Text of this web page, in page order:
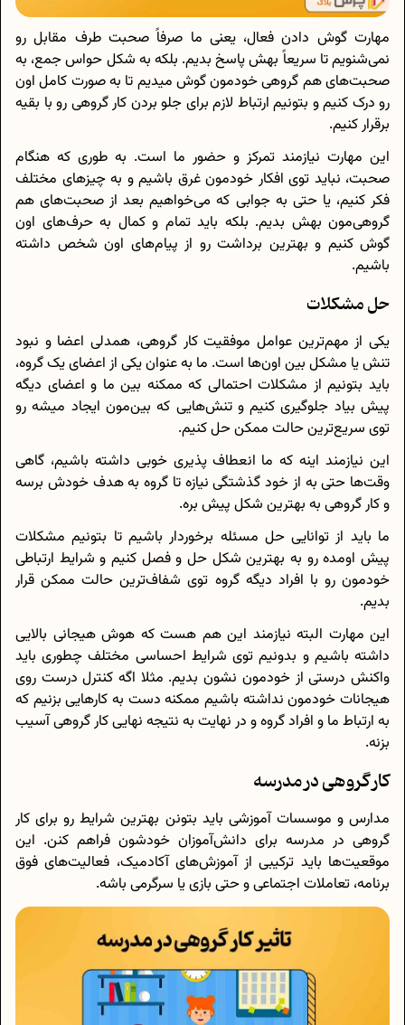
مهارت گوش دادن فعال، یعنی ما صرفاً صحبت طرف مقابل رو
نمی‌شنویم تا سریعاً بهش پاسخ بدیم. بلکه به شکل حواس جمع، به
صحبت‌های هم گروهی خودمون گوش میدیم تا به صورت کامل اون
رو درک کنیم و بتونیم ارتباط لازم برای جلو بردن کار گروهی رو با بقیه
برقرار کنیم.
این مهارت نیازمند تمرکز و حضور ما است. به طوری که هنگام
صحبت، نباید توی افکار خودمون غرق باشیم و به چیزهای مختلف
فکر کنیم، یا حتی به جوابی که می‌خواهیم بعد از صحبت‌های هم
گروهی‌مون بهش بدیم. بلکه باید تمام و کمال به حرف‌های اون
گوش کنیم و بهترین برداشت رو از پیام‌های اون شخص داشته
باشیم.
حل مشکلات
یکی از مهم‌ترین عوامل موفقیت کار گروهی، همدلی اعضا و نبود
تنش یا مشکل بین اون‌ها است. ما به عنوان یکی از اعضای یک گروه،
باید بتونیم از مشکلات احتمالی که ممکنه بین ما و اعضای دیگه
پیش بیاد جلوگیری کنیم و تنش‌هایی که بین‌مون ایجاد میشه رو
توی سریع‌ترین حالت ممکن حل کنیم.
این نیازمند اینه که ما انعطاف‌ پذیری خوبی داشته باشیم، گاهی
وقت‌ها حتی به از خود گذشتگی نیازه تا گروه به هدف خودش برسه
و کار گروهی به بهترین شکل پیش بره.
ما باید از توانایی حل مسئله برخوردار باشیم تا بتونیم مشکلات
پیش اومده رو به بهترین شکل حل و فصل کنیم و شرایط ارتباطی
خود‌مون رو با افراد دیگه‌ گروه توی شفاف‌ترین حالت ممکن قرار
بدیم.
این مهارت البته نیازمند این هم هست که هوش هیجانی بالایی
داشته باشیم و بدونیم توی شرایط احساسی مختلف چطوری باید
واکنش درستی از خودمون نشون بدیم. مثلا اگه کنترل درست روی
هیجانات خودمون نداشته باشیم ممکنه دست به کارهایی بزنیم که
به ارتباط ما و افراد گروه و در نهایت به نتیجه‌ نهایی کار گروهی آسیب
بزنه.
کار گروهی در مدرسه
مدارس و موسسات آموزشی باید بتونن بهترین شرایط رو برای کار
گروهی در مدرسه برای دانش‌آموزان خودشون فراهم کنن. این
موقعیت‌ها باید ترکیبی از آموزش‌های آکادمیک، فعالیت‌های فوق
برنامه، تعاملات اجتماعی و حتی بازی یا سرگرمی باشه.